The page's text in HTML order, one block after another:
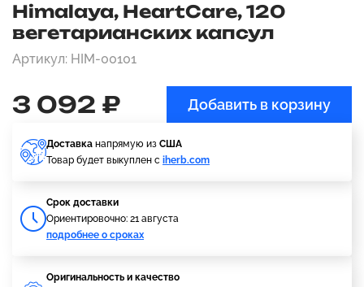
Himalaya, HeartCare, 120
вегетарианских капсул
Артикул: HIM-00101
3 092 ₽ Добавить в корзину
Доставка напрямую из США
Товар будет выкуплен с iherb.com
Cрок доставки
Ориентировочно: 21 августа
подробнее о сроках
Оригинальность и качество